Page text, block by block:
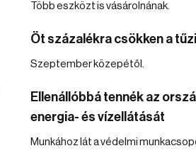
Több eszközt is vásárolnának.
Öt százalékra csökken a
Szeptember közepétől.
Ellenállóbbá tennék az
energia- és vízellátását
Munkához lát a védelmi